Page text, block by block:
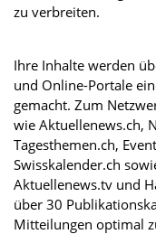
zu verbreiten.
Ihre Inhalte werden
und Online-Portale
gemacht. Zum
wie Aktuellenews.ch,
Tagesthemen.ch,
Swisskalender.ch
Aktuellenews.tv und
über 30
Mitteilungen optimal